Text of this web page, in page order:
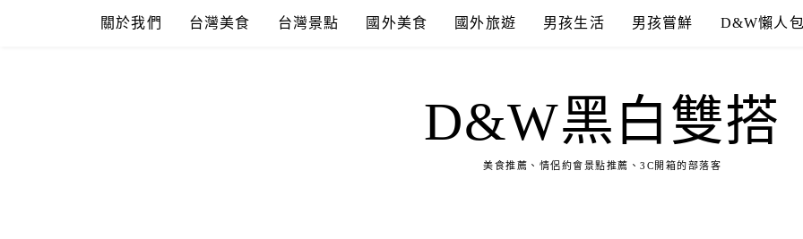
關於我們 台灣美食 台灣景點 國外美食 國外旅遊 男孩生活 男孩嘗鮮 D&W懶人
D&W黑白雙搭
美食推薦、情侶約會景點推薦、3C開箱的部落客